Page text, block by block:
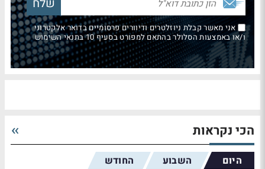
אני מאשר קבלת ניוזלטרים ודיוורים פרסומיים בדואר אלקטרוני
ו/או באמצעות הסלולר בהתאם למפורט בסעיף 10 בתנאי השימוש
הכי נקראות
היום השבוע החודש